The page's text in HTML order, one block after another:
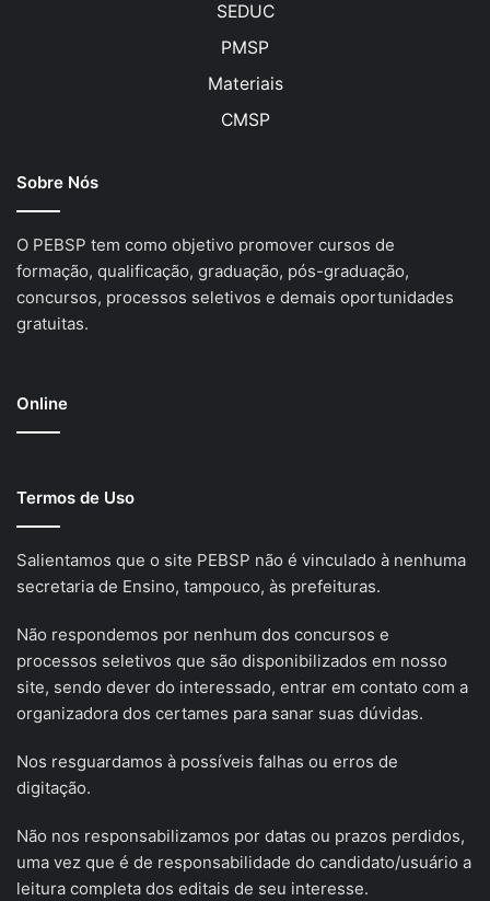
SEDUC
PMSP
Materiais
CMSP
Sobre Nós
O PEBSP tem como objetivo promover cursos de
formação, qualificação, graduação, pós-graduação,
concursos, processos seletivos e demais oportunidades
gratuitas.
Online
Termos de Uso
Salientamos que o site PEBSP não é vinculado à nenhuma
secretaria de Ensino, tampouco, às prefeituras.
Não respondemos por nenhum dos concursos e
processos seletivos que são disponibilizados em nosso
site, sendo dever do interessado, entrar em contato com a
organizadora dos certames para sanar suas dúvidas.
Nos resguardamos à possíveis falhas ou erros de
digitação.
Não nos responsabilizamos por datas ou prazos perdidos,
uma vez que é de responsabilidade do candidato/usuário a
leitura completa dos editais de seu interesse.